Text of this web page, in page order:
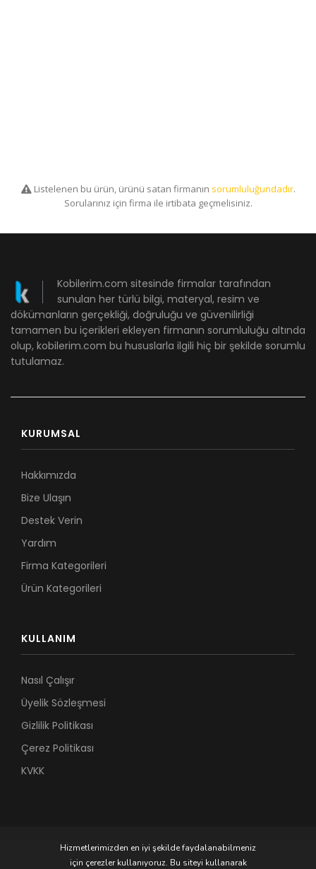
Listelenen bu ürün, ürünü satan firmanın sorumluluğundadır.
Sorularınız için firma ile irtibata geçmelisiniz.
Kobilerim.com sitesinde firmalar tarafından
sunulan her türlü bilgi, materyal, resim ve
dökümanların gerçekliği, doğruluğu ve güvenilirliği
tamamen bu içerikleri ekleyen firmanın sorumluluğu altında
olup, kobilerim.com bu hususlarla ilgili hiç bir şekilde sorumlu
tutulamaz.
KURUMSAL
Hakkımızda
Bize Ulaşın
Destek Verin
Yardım
Firma Kategorileri
Ürün Kategorileri
KULLANIM
Nasıl Çalışır
Üyelik Sözleşmesi
Gizlilik Politikası
Çerez Politikası
KVKK
Hizmetlerimizden en iyi şekilde faydalanabilmeniz
için çerezler kullanıyoruz. Bu siteyi kullanarak